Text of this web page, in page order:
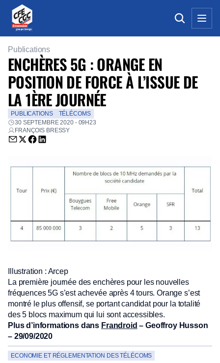
Publications
ENCHÈRES 5G : ORANGE EN
POSITION DE FORCE À L’ISSUE DE
LA 1ÈRE JOURNÉE
PUBLICATIONS
TÉLÉCOMS
30 SEPTEMBRE 2020 - 09H23
FRANÇOIS BRESSY
Envoyer par email (nouvelle fenêtre)
Partager sur Twitter (nouvelle fenêtre)
Partager sur Facebook (nouvelle fenêtre)
Partager sur LinkedIn (nouvelle fenêtre)
Illustration : Arcep
La première journée des enchères pour les nouvelles
fréquences 5G s’est achevée après 4 tours. Orange s’est
montré le plus offensif, se portant candidat pour la totalité
des 5 blocs maximum qui lui sont accessibles.
Plus d’informations dans Frandroid – Geoffroy Husson
– 29/09/2020
ECONOMIE ET RÉGLEMENTATION DES TÉLÉCOMS